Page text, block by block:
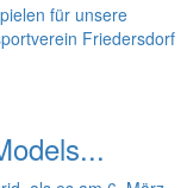
für unsere
Friedersdorf